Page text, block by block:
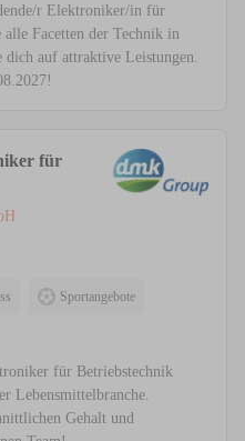
r Elektroniker/in für
Facetten der Technik in
dich auf attraktive Leistungen.
für
Sportangebote
für Betriebstechnik
Lebensmittelbranche.
Gehalt und